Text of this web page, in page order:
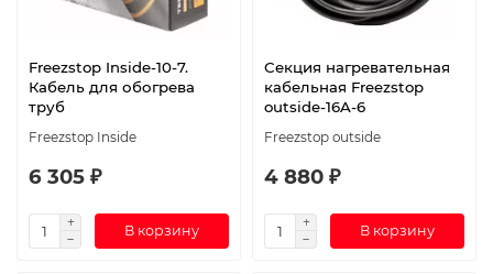
Freezstop Inside-10-7.
Кабель для обогрева
труб
Freezstop Inside
6 305 ₽
В корзину
Секция нагревательная
кабельная Freezstop
outside-16A-6
Freezstop outside
4 880 ₽
В корзину